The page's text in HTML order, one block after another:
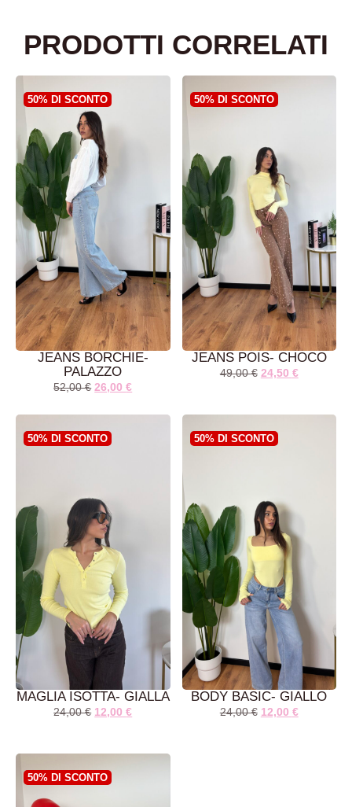
PRODOTTI CORRELATI
50% DI SCONTO
JEANS BORCHIE-
PALAZZO
52,00€ 26,00€
50% DI SCONTO
JEANS POIS- CHOCO
49,00€ 24,50 €
50% DI SCONTO
MAGLIA ISOTTA- GIALLA
24,00€ 12,00€
50% DI SCONTO
BODY BASIC- GIALLO
24,00€ 12,00 €
50% DI SCONTO